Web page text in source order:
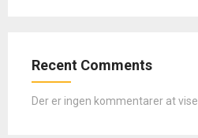
Recent Comments
Der er ingen kommentarer at vise.